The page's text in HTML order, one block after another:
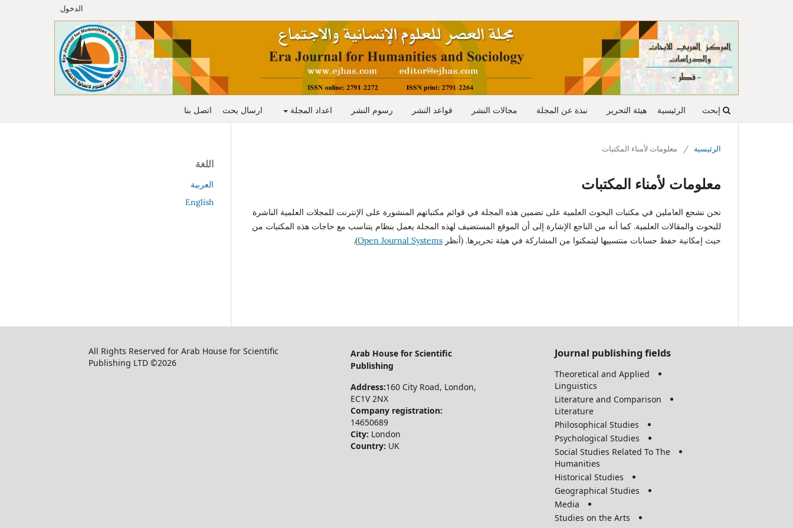
الرئيسية هيئة التحرير نبذة عن المجلة مجالات النشر قواعد النشر رسوم النشر اعداد المجلة ارسال بحث اتصل بنا إبحث
الدخول
الرئيسية / معلومات لأمناء المكتبات
معلومات لأمناء المكتبات
نحن نشجع العاملين في مكتبات البحوث العلمية على تضمين هذه المجلة في قوائم مكتباتهم المنشورة على الإنترنت للمجلات العلمية الناشرة
للبحوث والمقالات العلمية. كما أنه من الناجع الإشارة إلى أن الموقع المستضيف لهذه المجلة يعمل بنظام يتناسب مع حاجات هذه المكتبات من
حيث إمكانية حفظ حسابات منتسبيها ليتمكنوا من المشاركة في هيئة تحريرها. (أنظر Open Journal Systems
).
اللغة
العربية
English
Journal publishing fields
Theoretical and Applied
Linguistics
Literature and Comparison
Literature
Philosophical Studies
Psychological Studies
Social Studies Related To The
Humanities
Historical Studies
Geographical Studies
Media
Studies on the Arts
Arab House for Scientific
Publishing
Address:160 City Road, London,
EC1V 2NX
Company registration:
14650689
City: London
Country: UK
All Rights Reserved for Arab House for Scientific
Publishing LTD ©2026